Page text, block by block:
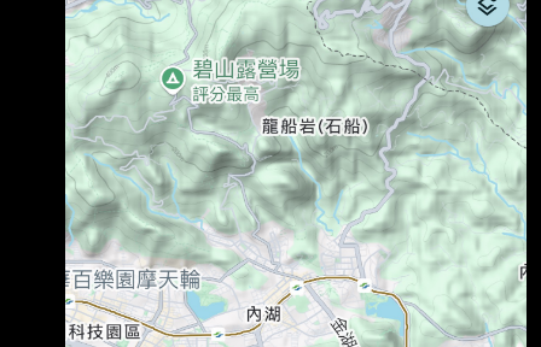
的 為何鄉民對台北好像比較寬容？ --